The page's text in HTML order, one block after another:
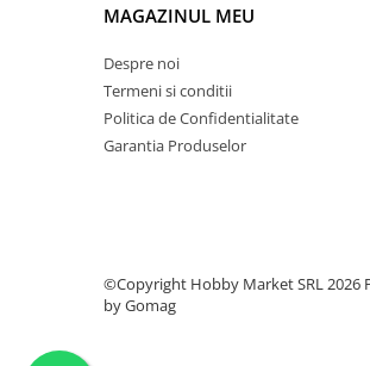
MAGAZINUL MEU
Despre noi
Termeni si conditii
Politica de Confidentialitate
Garantia Produselor
©Copyright Hobby Market SRL 2026
by Gomag